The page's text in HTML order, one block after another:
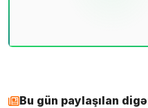
Bu gün paylaşılan